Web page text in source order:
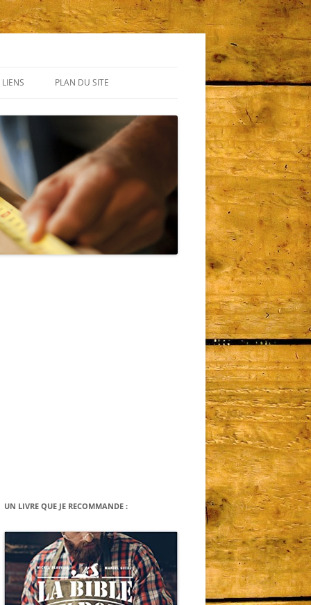
LIENS PLAN DU SITE
UN LIVRE QUE JE RECOMMANDE :